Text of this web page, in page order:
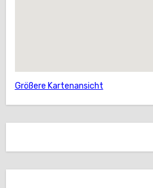
Größere Kartenansicht